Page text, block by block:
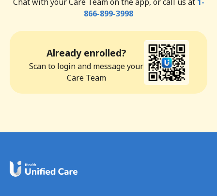
866-899-3998
Already enrolled?
Scan to login and message your
Care Team